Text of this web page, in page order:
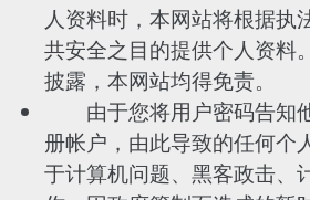
人资料时，本网站将根据执
共安全之目的提供个人资料
披露，本网站均得免责。
由于您将用户密码告知
册帐户，由此导致的任何个
于计算机问题、黑客政击、